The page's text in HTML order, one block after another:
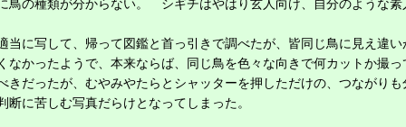
に写して、帰って図鑑と首っ引きで調べたが、皆同じ鳥に見え違い
かったようで、本来ならば、同じ鳥を色々な向きで何カットか撮っ
きだったが、むやみやたらとシャッターを押しただけの、つながり
断に苦しむ写真だらけとなってしまった。